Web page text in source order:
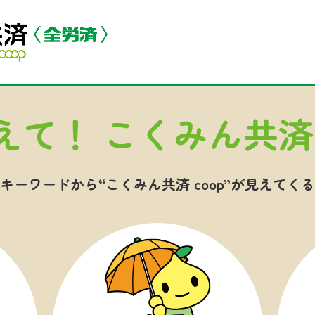
て！ こくみん共
キーワードから“こくみん共済 coop”が見えてくる